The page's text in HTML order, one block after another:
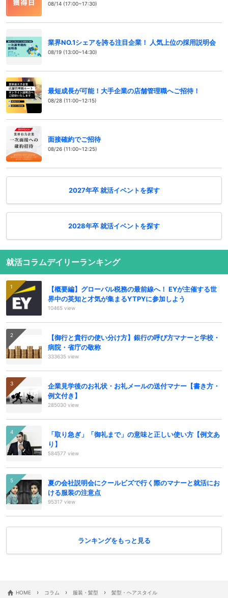
08/14 (17:00~17:30)
業界NO.1シェアを誇る注目企業！ 人気上位の採用説明会
08/19 (13:00~14:30)
最短成長が可能！大手企業の店舗管理職へご招待！
08/28 (11:00~12:15)
面接確約でご招待
08/26 (11:00~12:25)
2027年卒 就活イベントを探す
2028年卒 就活イベントを探す
就活コラムデイリーランキング
【概要編】グローバル税務の最前線へ！ EYが主催する世
界中の英知と才気が集まるYTPYに参加しよう
10465 view
【御行と貴行の使い分け方】銀行の呼び方マナーと学校・
病院・省庁の敬称
333635 view
企業見学後のお礼状・お礼メールの送付マナー【書き方・
例文付き】
285030 view
「取り急ぎ」「御礼まで」の意味と正しい使い方【例文あ
り】
584577 view
夏の会社説明会にクールビズで行く際のマナーと就活にお
ける服装の注意点
95317 view
ランキングをもっと見る
HOME › コラム › 服装・髪型 › 髪型・ヘアスタイル